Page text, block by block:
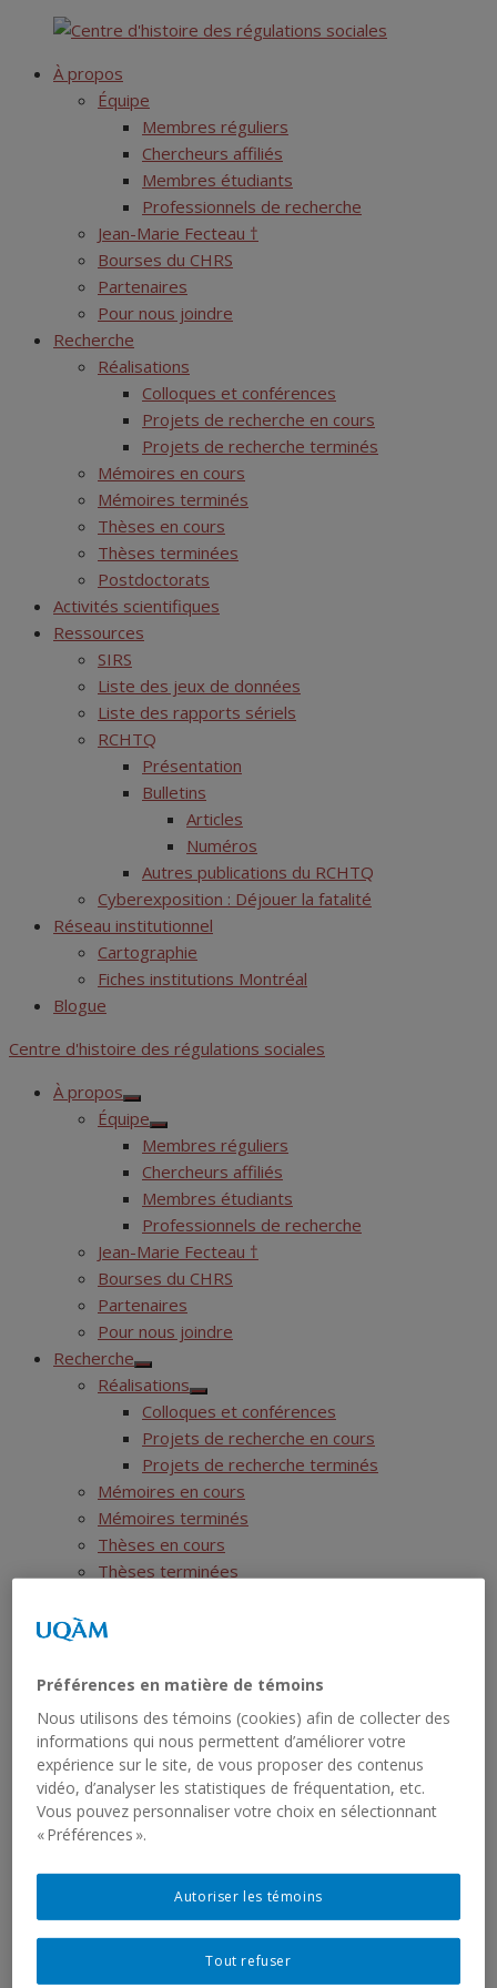
content
Centre d'histoire des régulations sociales
À propos
Équipe
Membres réguliers
Chercheurs affiliés
Membres étudiants
Professionnels de recherche
Jean-Marie Fecteau †
Bourses du CHRS
Partenaires
Pour nous joindre
Recherche
Réalisations
Colloques et conférences
Projets de recherche en cours
Projets de recherche terminés
Mémoires en cours
Mémoires terminés
Thèses en cours
Thèses terminées
Postdoctorats
Activités scientifiques
Ressources
SIRS
Liste des jeux de données
Liste des rapports sériels
RCHTQ
Présentation
Bulletins
Articles
Numéros
Autres publications du RCHTQ
Cyberexposition : Déjouer la fatalité
Réseau institutionnel
Cartographie
Fiches institutions Montréal
Blogue
Centre d'histoire des régulations sociales
À propos
Show
sub
menu
Équipe
Show
sub
menu
Membres réguliers
Chercheurs affiliés
Membres étudiants
Professionnels de recherche
Jean-Marie Fecteau †
Bourses du CHRS
Partenaires
Pour nous joindre
Recherche
Show
sub
menu
Réalisations
Show
sub
menu
Colloques et conférences
Projets de recherche en cours
Projets de recherche terminés
Mémoires en cours
Mémoires terminés
Thèses en cours
Thèses terminées
Activités scientifiques
sub
SIRS
Liste des rapports sériels
RCHTQ
Show
sub
menu
Présentation
Bulletins
Autres publications du RCHTQ
Cyberexposition : Déjouer la fatalité
Réseau institutionnel
Show
Préférences en matière de témoins
Nous utilisons des témoins (cookies) afin de collecter des
informations qui nous permettent d’améliorer votre
expérience sur le site, de vous proposer des contenus
vidéo, d’analyser les statistiques de fréquentation, etc.
Vous pouvez personnaliser votre choix en sélectionnant
« Préférences ».
Tout refuser
Autoriser les témoins